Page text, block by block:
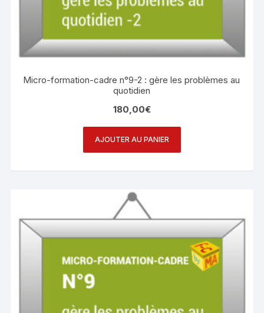
Micro-formation-cadre n°9-2 : gère les problèmes au
quotidien
180,00€
AJOUTER AU PANIER